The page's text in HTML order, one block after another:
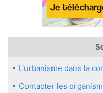
L'urbanisme dans la
Contacter les